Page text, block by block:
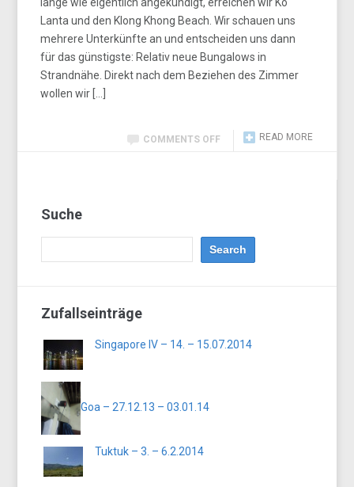
Lanta und den Klong Khong Beach. Wir schauen uns
mehrere Unterkünfte an und entscheiden uns dann
für das günstigste: Relativ neue Bungalows in
Strandnähe. Direkt nach dem Beziehen des Zimmer
wollen wir […]
READ MORE
COMMENTS OFF
Suche
Zufallseinträge
Singapore IV – 14. – 15.07.2014
Goa – 27.12.13 – 03.01.14
Tuktuk – 3. – 6.2.2014